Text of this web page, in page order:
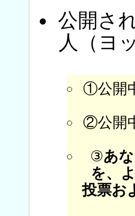
公開さ
人（ヨ
①公開
②公開
③あ
を、
投票お